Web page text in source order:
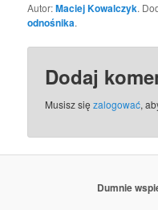
Autor:Maciej Kowalczyk.
odnośnika.
Dodaj
Musisz sięzalogować,
Dumnie